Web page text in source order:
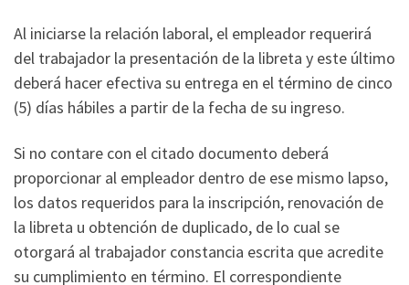
Al iniciarse la relación laboral, el empleador requerirá
del trabajador la presentación de la libreta y este último
deberá hacer efectiva su entrega en el término de cinco
(5) días hábiles a partir de la fecha de su ingreso.
Si no contare con el citado documento deberá
proporcionar al empleador dentro de ese mismo lapso,
los datos requeridos para la inscripción, renovación de
la libreta u obtención de duplicado, de lo cual se
otorgará al trabajador constancia escrita que acredite
su cumplimiento en término. El correspondiente